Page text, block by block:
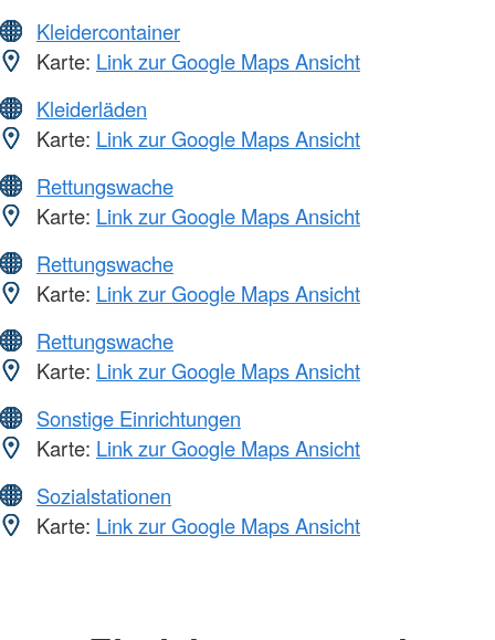
Kleidercontainer
Karte: Link zur Google Maps Ansicht
Kleiderläden
Karte: Link zur Google Maps Ansicht
Rettungswache
Karte: Link zur Google Maps Ansicht
Rettungswache
Karte: Link zur Google Maps Ansicht
Rettungswache
Karte: Link zur Google Maps Ansicht
Sonstige Einrichtungen
Karte: Link zur Google Maps Ansicht
Sozialstationen
Karte: Link zur Google Maps Ansicht